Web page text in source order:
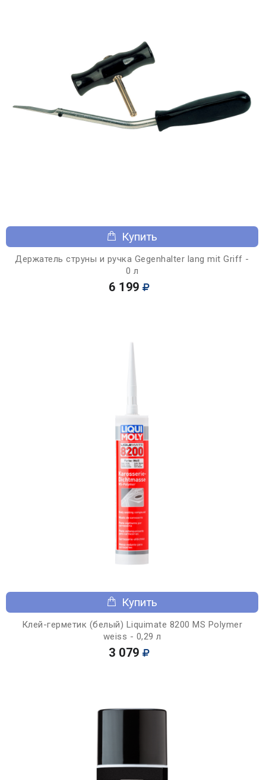
Купить
Держатель струны и ручка Gegenhalter lang mit Griff -
0 л
6 199
Купить
Клей-герметик (белый) Liquimate 8200 MS Polymer
weiss - 0,29 л
3 079